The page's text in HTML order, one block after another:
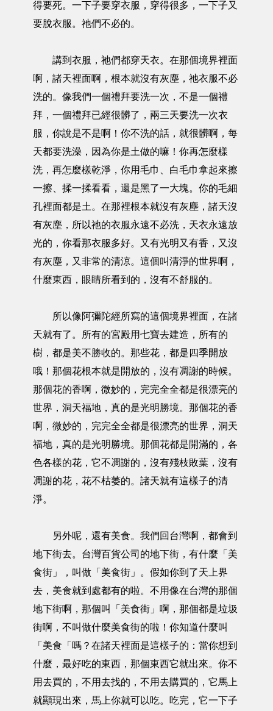
得要死。一下子要穿衣服，穿得很多，一下子又
要脫衣服。祂們不必的。
講到衣服，祂們都穿天衣。在那個境界裡面
啊，諸天裡面啊，根本就沒有灰塵，祂衣服不必
洗的。像我們一個禮拜要洗一次，不是一個禮
拜，一個禮拜已經很髒了，兩三天要洗一次衣
服，你說是不是啊！你不洗的話，就很髒啊，每
天都要洗澡，因為你是土做的嘛！你再怎麼樣
洗，再怎麼樣乾淨，你用毛巾、白毛巾拿起來擦
一擦、揉一揉看看，還是黑了一大塊。你的毛細
孔裡面都是土。在那裡根本就沒有灰塵，諸天沒
有灰塵，所以祂的衣服永遠不必洗，天衣永遠放
光的，你看那衣服多好。又有光明又有香，又沒
有灰塵，又非常的清涼。這個叫清淨的世界啊，
什麼東西，眼睛所看到的，沒有不舒服的。
所以像阿彌陀經所寫的這個境界裡面，在諸
天就有了。所有的宮殿用七寶去建造，所有的
樹，都是美不勝收的。那些花，都是四季開放
哦！那個花根本就是開放的，沒有凋謝的時候。
那個花的香啊，微妙的，完完全全都是很漂亮的
世界，洞天福地，真的是光明勝境。那個花的香
啊，微妙的，完完全全都是很漂亮的世界，洞天
福地，真的是光明勝境。那個花都是開滿的，各
色各樣的花，它不凋謝的，沒有殘枝敗葉，沒有
凋謝的花，花不枯萎的。諸天就有這樣子的清
淨。
另外呢，還有美食。我們回台灣啊，都會到
地下街去。台灣百貨公司的地下街，有什麼「美
食街」，叫做「美食街」。假如你到了天上界
去，美食就到處都有的啦。不用像在台灣的那個
地下街啊，那個叫「美食街」啊，那個都是垃圾
街啊，不叫做什麼美食街的啦！你知道什麼叫
「美食「嗎？在諸天裡面是這樣子的：當你想到
什麼，最好吃的東西，那個東西它就出來。你不
用去買的，不用去找的，不用去購買的，它馬上
就顯現出來，馬上你就可以吃。吃完，它一下子